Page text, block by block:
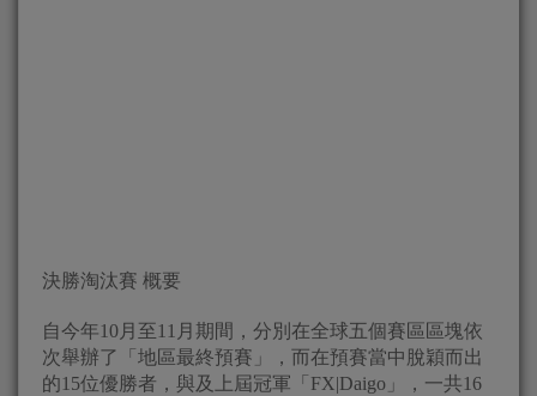
決勝淘汰賽 概要
自今年10月至11月期間，分別在全球五個賽區區塊依
次舉辦了「地區最終預賽」，而在預賽當中脫穎而出
的15位優勝者，與及上屆冠軍「FX|Daigo」，一共16